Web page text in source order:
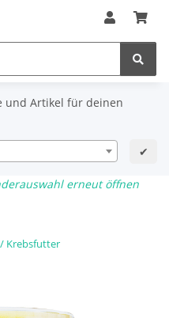
und Artikel für deinen
✔
erneut öffnen
Krebsfutter